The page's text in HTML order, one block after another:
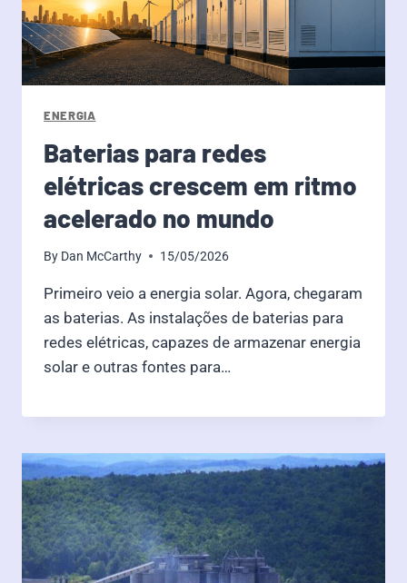
ENERGIA
Baterias para redes
elétricas crescem em ritmo
acelerado no mundo
By Dan McCarthy 15/05/2026
Primeiro veio a energia solar. Agora, chegaram
as baterias. As instalações de baterias para
redes elétricas, capazes de armazenar energia
solar e outras fontes para…